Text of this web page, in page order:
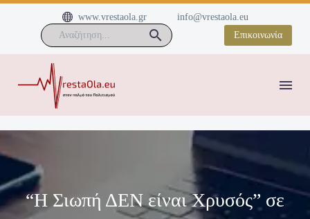

 www.vrestaola.gr
info@vrestaola.eu
Επικοινωνία
“Η Σιωπή ΔΕΝ είναι Χρυσός” σε